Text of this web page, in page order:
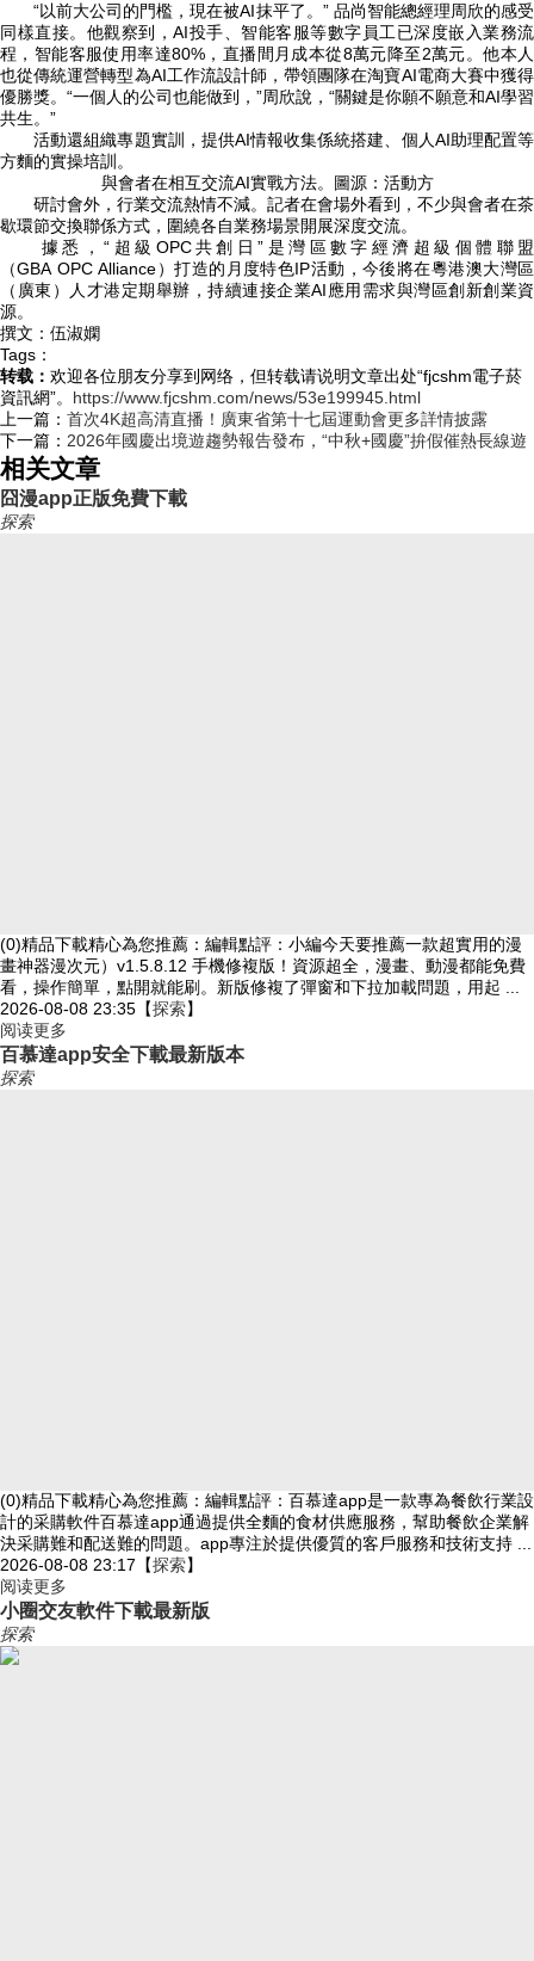
“以前大公司的門檻，現在被AI抹平了。” 品尚智能總經理周欣的感受
同樣直接。他觀察到，AI投手、智能客服等數字員工已深度嵌入業務流
程，智能客服使用率達80%，直播間月成本從8萬元降至2萬元。他本人
也從傳統運營轉型為AI工作流設計師，帶領團隊在淘寶AI電商大賽中獲得
優勝獎。“一個人的公司也能做到，”周欣說，“關鍵是你願不願意和AI學習
共生。”
活動還組織專題實訓，提供AI情報收集係統搭建、個人AI助理配置等
方麵的實操培訓。
與會者在相互交流AI實戰方法。圖源：活動方
研討會外，行業交流熱情不減。記者在會場外看到，不少與會者在茶
歇環節交換聯係方式，圍繞各自業務場景開展深度交流。
據悉，“超級OPC共創日”是灣區數字經濟超級個體聯盟
（GBA OPC Alliance）打造的月度特色IP活動，今後將在粵港澳大灣區
（廣東）人才港定期舉辦，持續連接企業AI應用需求與灣區創新創業資
源。
撰文：伍淑嫻
Tags：
转载： 欢迎各位朋友分享到网络，但转载请说明文章出处“fjcshm電子菸
資訊網”。 https://www.fjcshm.com/news/53e199945.html
上一篇： 首次4K超高清直播！廣東省第十七屆運動會更多詳情披露
下一篇： 2026年國慶出境遊趨勢報告發布，“中秋+國慶”拚假催熱長線遊
相关文章
囧漫app正版免費下載
探索
(0)精品下載精心為您推薦：編輯點評：小編今天要推薦一款超實用的漫
畫神器漫次元）v1.5.8.12 手機修複版！資源超全，漫畫、動漫都能免費
看，操作簡單，點開就能刷。新版修複了彈窗和下拉加載問題，用起 ...
2026-08-08 23:35 【探索】
阅读更多
百慕達app安全下載最新版本
探索
(0)精品下載精心為您推薦：編輯點評：百慕達app是一款專為餐飲行業設
計的采購軟件百慕達app通過提供全麵的食材供應服務，幫助餐飲企業解
決采購難和配送難的問題。app專注於提供優質的客戶服務和技術支持 ...
2026-08-08 23:17 【探索】
阅读更多
小圈交友軟件下載最新版
探索